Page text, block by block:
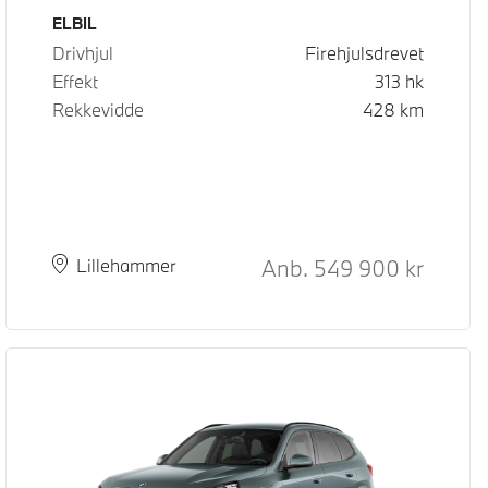
Drivstoff
ELBIL
Drivhjul
Firehjulsdrevet
Effekt
313 hk
Rekkevidde
428 km
PlassLillehammer
Leveringstid Kontantpris
Anb. 549 900 kr